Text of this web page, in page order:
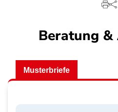
Beratung &
Musterbriefe